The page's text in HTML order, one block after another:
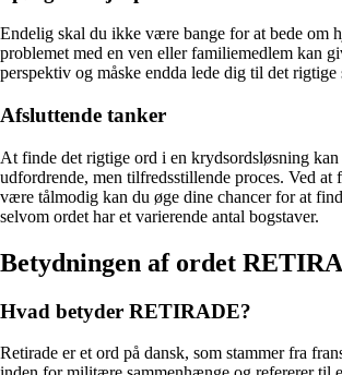
Endelig skal du ikke være bange for at bede om
problemet med en ven eller familiemedlem kan
perspektiv og måske endda lede dig til det rigtige
Afsluttende tanker
At finde det rigtige ord i en krydsordsløsning
udfordrende, men tilfredsstillende proces. Ved at
være tålmodig kan du øge dine chancer for at
selvom ordet har et varierende antal bogstaver.
Betydningen af ordet
Hvad betyder RETIRADE?
Retirade er et ord på dansk, som stammer fra